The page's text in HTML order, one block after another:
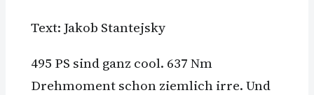
Text: Jakob Stantejsky
495 PS sind ganz cool. 637 Nm
Drehmoment schon ziemlich irre. Und